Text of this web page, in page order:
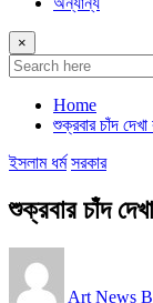
×
Home
শুক্রবার চাঁদ দেখা
ইসলাম ধর্ম সরকার
শুক্রবার চাঁদ
Art News